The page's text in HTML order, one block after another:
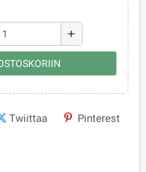
add
Twiittaa Pinterest